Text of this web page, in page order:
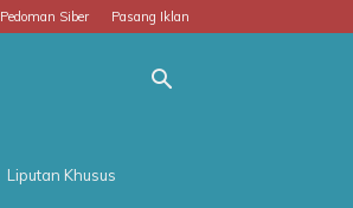
Pedoman Siber Pasang Iklan
Liputan Khusus